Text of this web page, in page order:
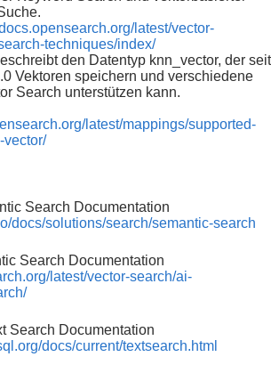
latest/vector-
techniques/index/
den Datentyp knn_vector, der seit
Vektoren speichern und verschiedene
Search unterstützen kann.
latest/mappings/supported-
vector/
Search Documentation
docs/solutions/search/semantic-search
Search Documentation
latest/vector-search/ai-
Search Documentation
docs/current/textsearch.html